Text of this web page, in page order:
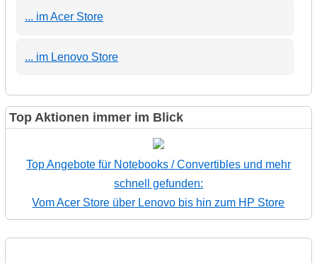
... im Acer Store
... im Lenovo Store
Top Aktionen immer im Blick
Top Angebote für Notebooks / Convertibles und mehr
schnell gefunden:
Vom Acer Store über Lenovo bis hin zum HP Store